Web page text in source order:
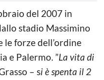
del 2007 in
stadio Massimino
le forze dell’ordine
e Palermo. ”La vita di
– si è spenta il 2